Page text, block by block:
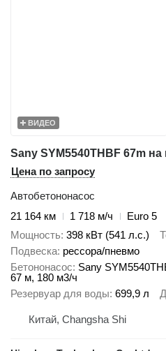
ВИДЕО
Sany SYM5540THBF 67m
Цена по запросу
Автобетононасос
21 164 км
1 718 м/ч
Euro 5
Мощность 398 кВт (541 л.с.)
Подвеска рессора/пневмо
Бетононасос Sany
67 м, 180 м3/ч
Резервуар для воды 699,9 л
Китай, Changsha Shi